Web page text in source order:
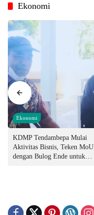
Ekonomi
Ekonomi
KDMP Tendambepa Mulai
Aktivitas Bisnis, Teken MoU
dengan Bulog Ende untuk